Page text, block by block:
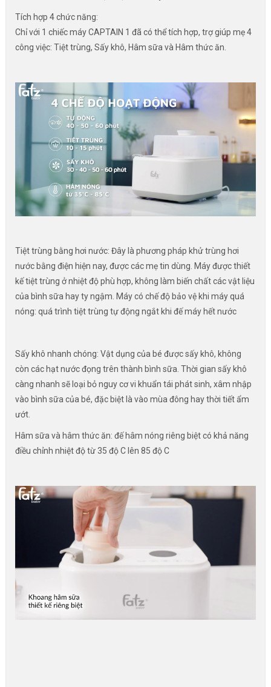
Tích hợp 4 chức năng:
Chỉ với 1 chiếc máy CAPTAIN 1 đã có thể tích hợp, trợ giúp mẹ 4
công việc: Tiệt trùng, Sấy khô, Hâm sữa và Hâm thức ăn.
Tiệt trùng bằng hơi nước: Đây là phương pháp khử trùng hơi
nước bằng điện hiện nay, được các mẹ tin dùng. Máy được thiết
kế tiệt trùng ở nhiệt độ phù hợp, không làm biến chất các vật liệu
của bình sữa hay ty ngậm. Máy có chế độ bảo vệ khi máy quá
nóng: quá trình tiệt trùng tự động ngắt khi đế máy hết nước
Sấy khô nhanh chóng: Vật dụng của bé được sấy khô, không
còn các hạt nước đọng trên thành bình sữa. Thời gian sấy khô
càng nhanh sẽ loại bỏ nguy cơ vi khuẩn tái phát sinh, xâm nhập
vào bình sữa của bé, đặc biệt là vào mùa đông hay thời tiết ẩm
ướt.
Hâm sữa và hâm thức ăn: đế hâm nóng riêng biệt có khả năng
điều chỉnh nhiệt độ từ 35 độ C lên 85 độ C